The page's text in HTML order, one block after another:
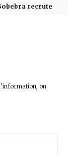
recrute
on